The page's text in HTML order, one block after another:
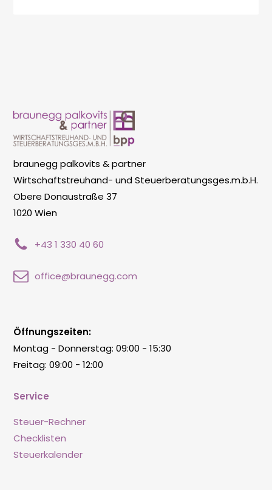
braunegg palkovits & partner
Wirtschaftstreuhand- und Steuerberatungsges.m.b.H.
Obere Donaustraße 37
1020 Wien
+43 1 330 40 60
office@braunegg.com
Service
Steuer-Rechner
Checklisten
Steuerkalender
Öffnungszeiten:
Montag - Donnerstag: 09:00 - 15:30
Freitag: 09:00 - 12:00